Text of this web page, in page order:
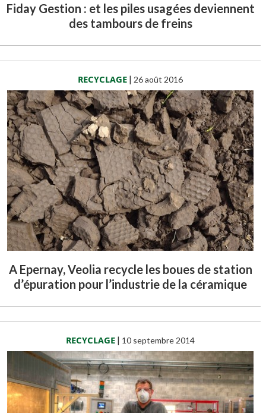
Fiday Gestion : et les piles usagées deviennent
des tambours de freins
RECYCLAGE | 26 août 2016
A Epernay, Veolia recycle les boues de station
d’épuration pour l’industrie de la céramique
RECYCLAGE | 10 septembre 2014